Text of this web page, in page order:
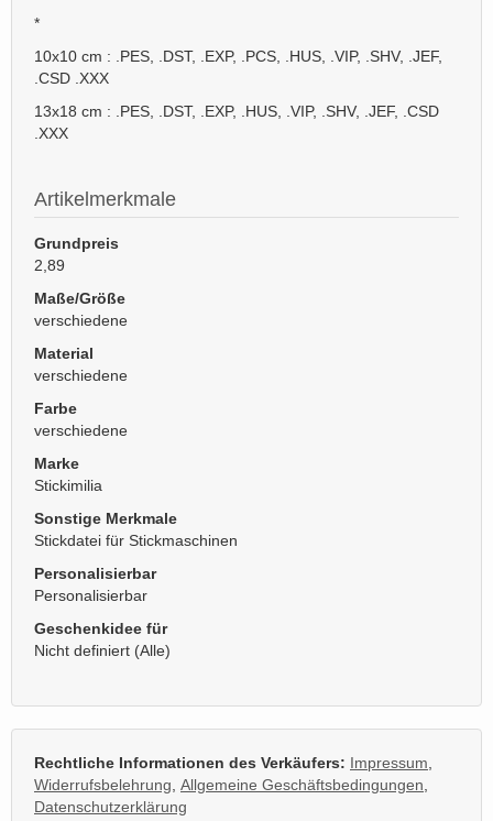
*
10x10 cm : .PES, .DST, .EXP, .PCS, .HUS, .VIP, .SHV, .JEF,
.CSD .XXX
13x18 cm : .PES, .DST, .EXP, .HUS, .VIP, .SHV, .JEF, .CSD
.XXX
Artikelmerkmale
Grundpreis
2,89
Maße/Größe
verschiedene
Material
verschiedene
Farbe
verschiedene
Marke
Stickimilia
Sonstige Merkmale
Stickdatei für Stickmaschinen
Personalisierbar
Personalisierbar
Geschenkidee für
Nicht definiert (Alle)
Rechtliche Informationen des Verkäufers: Impressum,
Widerrufsbelehrung, Allgemeine Geschäftsbedingungen,
Datenschutzerklärung